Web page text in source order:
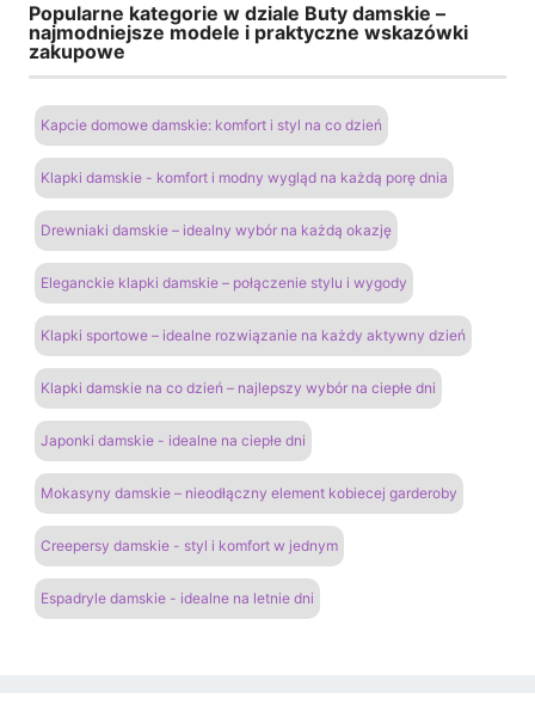
Popularne kategorie w dziale Buty damskie –
najmodniejsze modele i praktyczne wskazówki
zakupowe
Kapcie domowe damskie: komfort i styl na co dzień
Klapki damskie - komfort i modny wygląd na każdą porę dnia
Drewniaki damskie – idealny wybór na każdą okazję
Eleganckie klapki damskie – połączenie stylu i wygody
Klapki sportowe – idealne rozwiązanie na każdy aktywny dzień
Klapki damskie na co dzień – najlepszy wybór na ciepłe dni
Japonki damskie - idealne na ciepłe dni
Mokasyny damskie – nieodłączny element kobiecej garderoby
Creepersy damskie - styl i komfort w jednym
Espadryle damskie - idealne na letnie dni